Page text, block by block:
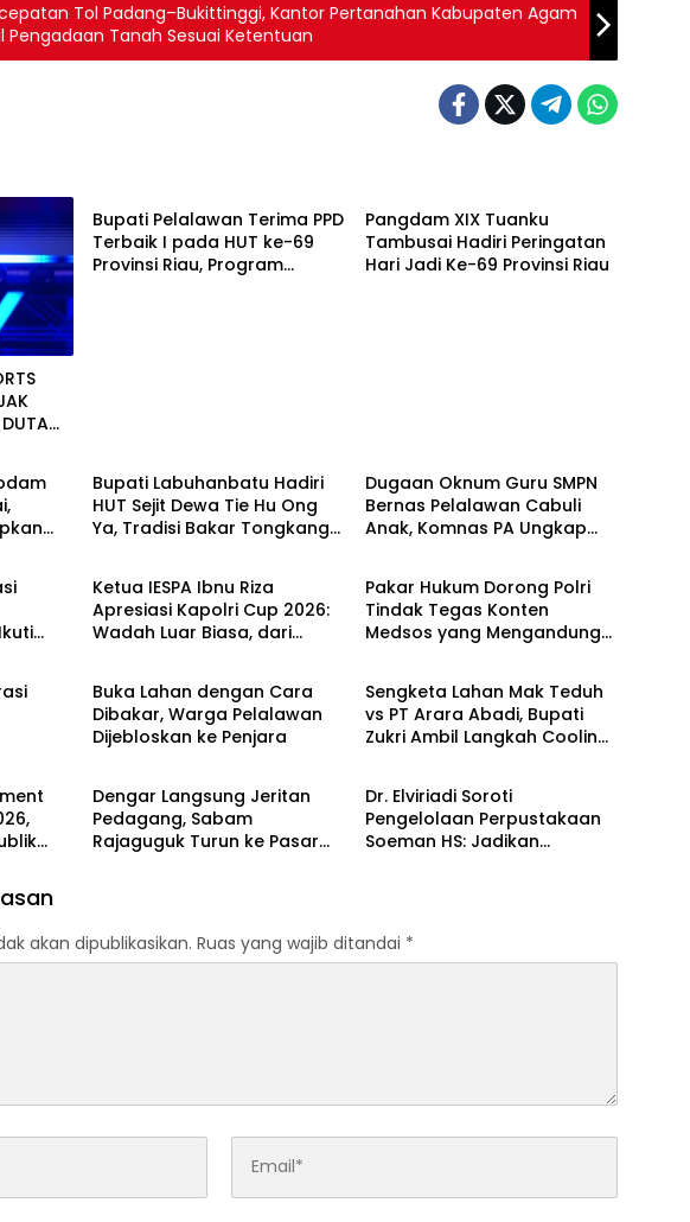
Tol Padang–Bukittinggi, Kantor Pertanahan Kabupaten Agam
Pengadaan Tanah Sesuai Ketentuan
Bupati Pelalawan Terima PPD
Terbaik I pada HUT ke-69
Provinsi Riau, Program
Pangdam XIX Tuanku
Tambusai Hadiri Peringatan
Hari Jadi Ke-69 Provinsi Riau
Bupati Labuhanbatu Hadiri
HUT Sejit Dewa Tie Hu Ong
Ya, Tradisi Bakar Tongkang
Dugaan Oknum Guru SMPN
Bernas Pelalawan Cabuli
Anak, Komnas PA Ungkap
Berita
Ketua IESPA Ibnu Riza
Apresiasi Kapolri Cup 2026:
Wadah Luar Biasa, dari
Berita
Pakar Hukum Dorong Polri
Tindak Tegas Konten
Medsos yang Mengandung
Berita
Buka Lahan dengan Cara
Dibakar, Warga Pelalawan
Dijebloskan ke Penjara
Berita
Sengketa Lahan Mak Teduh
vs PT Arara Abadi, Bupati
Zukri Ambil Langkah Cooling
Berita
Dengar Langsung Jeritan
Pedagang, Sabam
Rajaguguk Turun ke Pasar
Berita
Dr. Elviriadi Soroti
Pengelolaan Perpustakaan
Soeman HS: Jadikan
akan dipublikasikan. Ruas yang wajib ditandai *